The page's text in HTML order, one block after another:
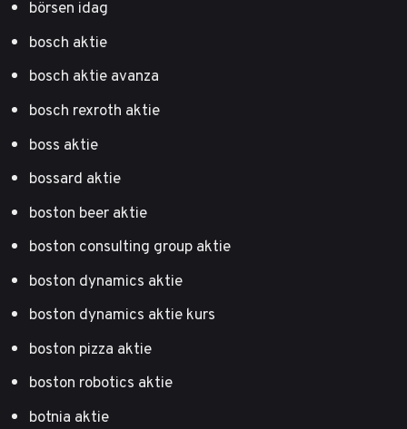
börsen idag
bosch aktie
bosch aktie avanza
bosch rexroth aktie
boss aktie
bossard aktie
boston beer aktie
boston consulting group aktie
boston dynamics aktie
boston dynamics aktie kurs
boston pizza aktie
boston robotics aktie
botnia aktie